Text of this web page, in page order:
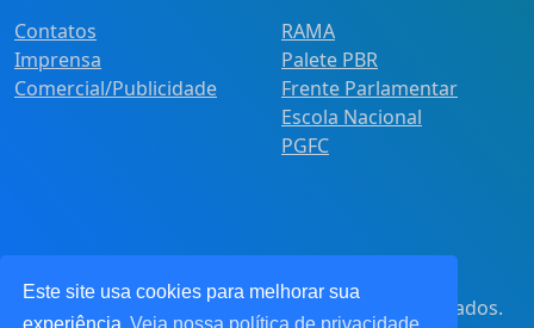
Este site usa cookies para melhorar sua
Contatos
Imprensa
Comercial/Publicidade
RAMA
Palete PBR
Frente Parlamentar
Escola Nacional
PGFC
Pot&Pracy
. Todos os direitos reservados.